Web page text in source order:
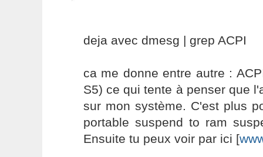
deja avec dmesg | grep ACPI
ca me donne entre autre :
S5) ce qui tente à penser que
sur mon système. C'est plus
portable suspend to ram
Ensuite tu peux voir par ici [